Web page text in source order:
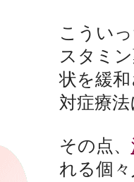
こうい
スタミ
状を緩
対症療
その点、
れる個